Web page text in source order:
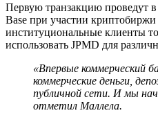
Первую транзакцию проведут
Base при участии
институциональные клиенты
использовать JPMD для
«Впервые коммерческий
коммерческие деньги,
публичной сети. И мы
отметил Маллела.